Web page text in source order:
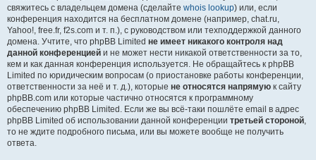
свяжитесь с владельцем домена (сделайте whois lookup) или, если
конференция находится на бесплатном домене (например, chat.ru,
Yahoo!, free.fr, f2s.com и т. п.), с руководством или техподдержкой данного
домена. Учтите, что phpBB Limited не имеет никакого контроля над
данной конференцией и не может нести никакой ответственности за то,
кем и как данная конференция используется. Не обращайтесь к phpBB
Limited по юридическим вопросам (о приостановке работы конференции,
ответственности за неё и т. д.), которые не относятся напрямую к сайту
phpBB.com или которые частично относятся к программному
обеспечению phpBB Limited. Если же вы всё-таки пошлёте email в адрес
phpBB Limited об использовании данной конференции третьей стороной,
то не ждите подробного письма, или вы можете вообще не получить
ответа.